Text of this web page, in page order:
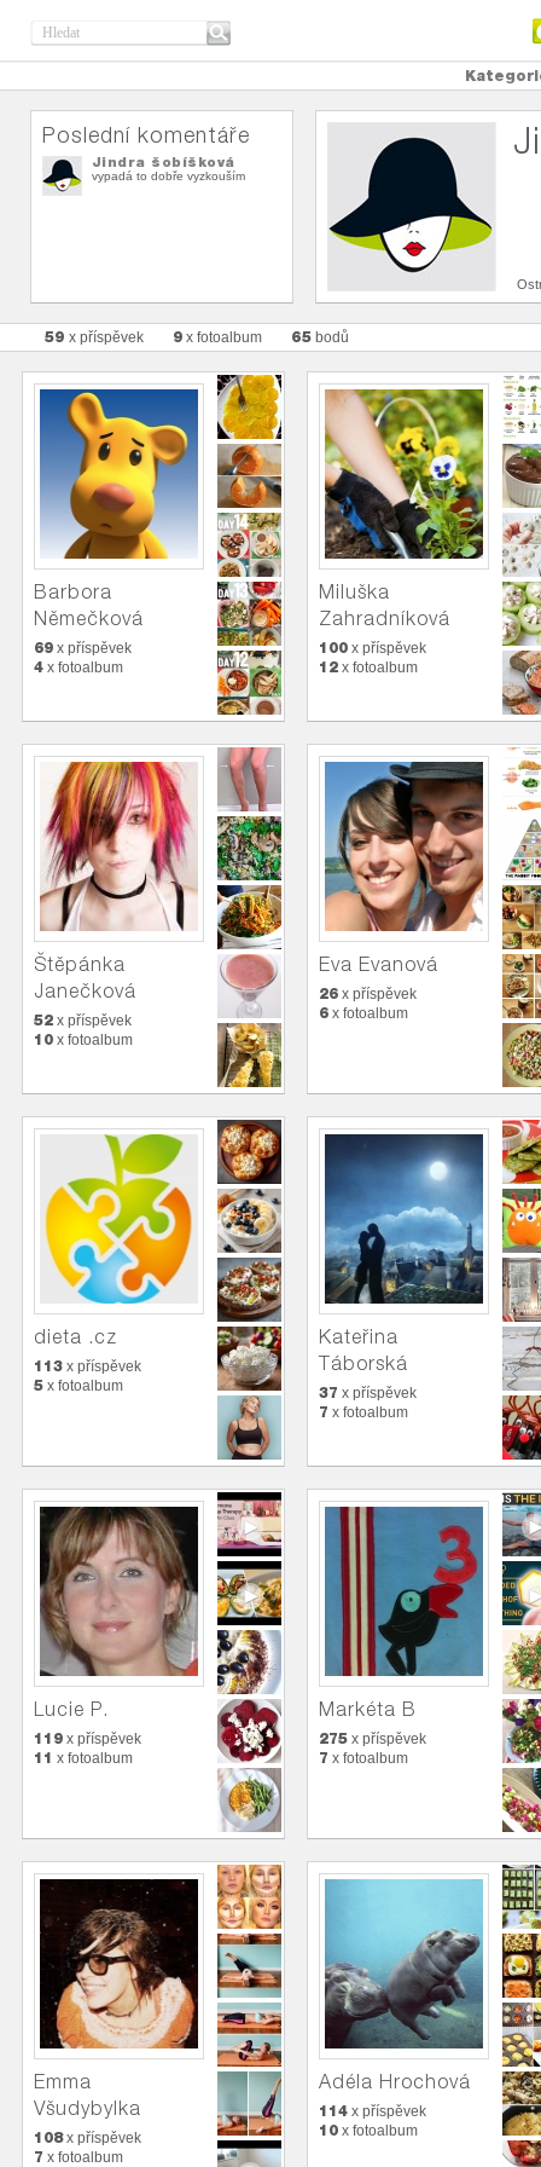
Poslední komentáře
Jindra šobíšková
vypadá to dobře vyzkouším
59 x příspěvek 9 x fotoalbum 65 bodů
Barbora
Němečková
69 x příspěvek
4 x fotoalbum
Miluška
Zahradníková
100 x příspěvek
12 x fotoalbum
Štěpánka
Janečková
52 x příspěvek
10 x fotoalbum
Eva Evanová
26 x příspěvek
6 x fotoalbum
dieta .cz
113 x příspěvek
5 x fotoalbum
Kateřina
Táborská
37 x příspěvek
7 x fotoalbum
Lucie P.
119 x příspěvek
11 x fotoalbum
Markéta B
275 x příspěvek
7 x fotoalbum
Emma
Všudybylka
108x příspěvek
7 x fotoalbum
Adéla Hrochová
114 x příspěvek
10 x fotoalbum